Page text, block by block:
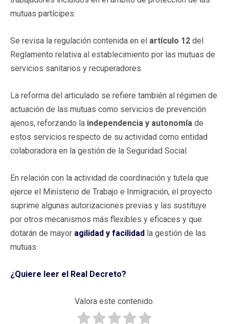
mutuas partícipes.
Se revisa la regulación contenida en el artículo 12 del
Reglamento relativa al establecimiento por las mutuas de
servicios sanitarios y recuperadores.
La reforma del articulado se refiere también al régimen de
actuación de las mutuas como servicios de prevención
ajenos, reforzando la independencia y autonomía de
estos servicios respecto de su actividad como entidad
colaboradora en la gestión de la Seguridad Social.
En relación con la actividad de coordinación y tutela que
ejerce el Ministerio de Trabajo e Inmigración, el proyecto
suprime algunas autorizaciones previas y las sustituye
por otros mecanismos más flexibles y eficaces y que
dotarán de mayor agilidad y facilidad la gestión de las
mutuas.
¿Quiere leer el Real Decreto?
Valora este contenido.